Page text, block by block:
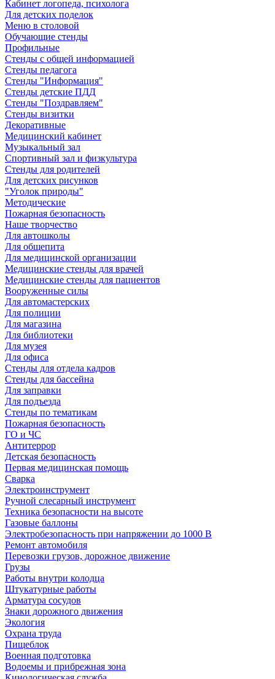
Кабинет логопеда, психолога
Для детских поделок
Меню в столовой
Обучающие стенды
Профильные
Стенды с общей информацией
Стенды педагога
Стенды "Информация"
Стенды детские ПДД
Стенды "Поздравляем"
Стенды визитки
Декоративные
Медицинский кабинет
Музыкальный зал
Спортивный зал и физкультура
Стенды для родителей
Для детских рисунков
"Уголок природы"
Методические
Пожарная безопасность
Наше творчество
Для автошколы
Для общепита
Для медицинской организации
Медицинские стенды для врачей
Медицинские стенды для пациентов
Вооруженные силы
Для автомастерских
Для полиции
Для магазина
Для библиотеки
Для музея
Для офиса
Стенды для отдела кадров
Стенды для бассейна
Для заправки
Для подъезда
Стенды по тематикам
Пожарная безопасность
ГО и ЧС
Антитеррор
Детская безопасность
Первая медицинская помощь
Сварка
Электроинструмент
Ручной слесарный инструмент
Техника безопасности на высоте
Газовые баллоны
Электробезопасность при напряжении до 1000 В
Ремонт автомобиля
Перевозки грузов, дорожное движение
Грузы
Работы внутри колодца
Штукатурные работы
Арматура сосудов
Знаки дорожного движения
Экология
Охрана труда
Пищеблок
Военная подготовка
Водоемы и прибрежная зона